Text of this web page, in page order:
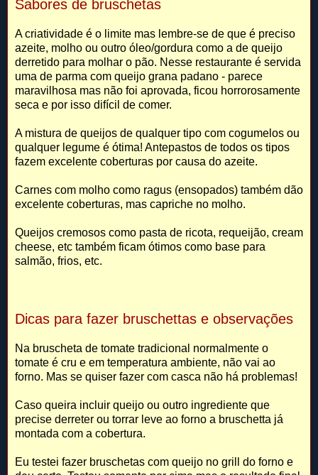
Sabores de bruschetas
A criatividade é o limite mas lembre-se de que é preciso
azeite, molho ou outro óleo/gordura como a de queijo
derretido para molhar o pão. Nesse restaurante é servida
uma de parma com queijo grana padano - parece
maravilhosa mas não foi aprovada, ficou horrorosamente
seca e por isso difícil de comer.
A mistura de queijos de qualquer tipo com cogumelos ou
qualquer legume é ótima! Antepastos de todos os tipos
fazem excelente coberturas por causa do azeite.
Carnes com molho como ragus (ensopados) também dão
excelente coberturas, mas capriche no molho.
Queijos cremosos como pasta de ricota, requeijão, cream
cheese, etc também ficam ótimos como base para
salmão, frios, etc.
Dicas para fazer bruschettas e observações
Na bruscheta de tomate tradicional normalmente o
tomate é cru e em temperatura ambiente, não vai ao
forno. Mas se quiser fazer com casca não há problemas!
Caso queira incluir queijo ou outro ingrediente que
precise derreter ou torrar leve ao forno a bruschetta já
montada com a cobertura.
Eu testei fazer bruschetas com queijo no grill do forno e